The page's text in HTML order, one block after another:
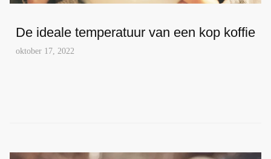
De ideale temperatuur van een kop koffie
oktober 17, 2022